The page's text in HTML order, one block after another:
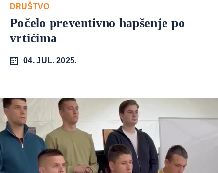
DRUŠTVO
Počelo preventivno hapšenje po
vrtićima
04. JUL. 2025.